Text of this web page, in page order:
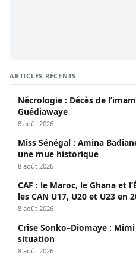
ARTICLES RÉCENTS
Nécrologie : Décès de
Guédiawaye
8 août 2026
Miss Sénégal : Amina
une mue historique
8 août 2026
CAF : le Maroc, le Ghana et
les CAN U17, U20 et U23 en
8 août 2026
Crise Sonko–Diomaye :
situation
8 août 2026